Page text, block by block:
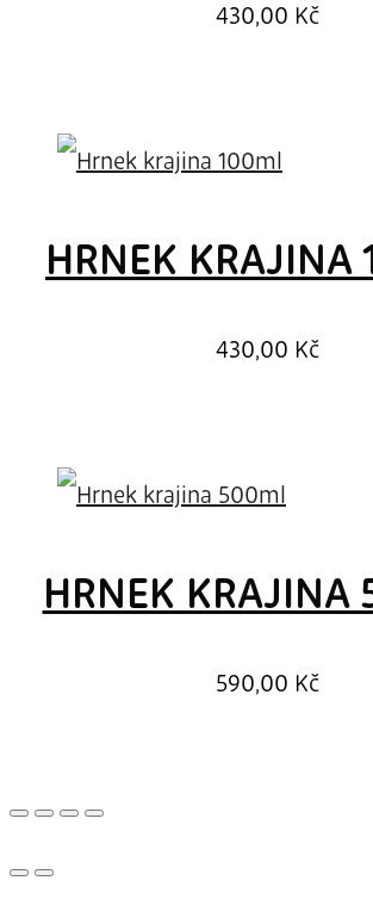
430,00 Kč
HRNEK KRAJINA
430,00 Kč
HRNEK KRAJINA
590,00 Kč